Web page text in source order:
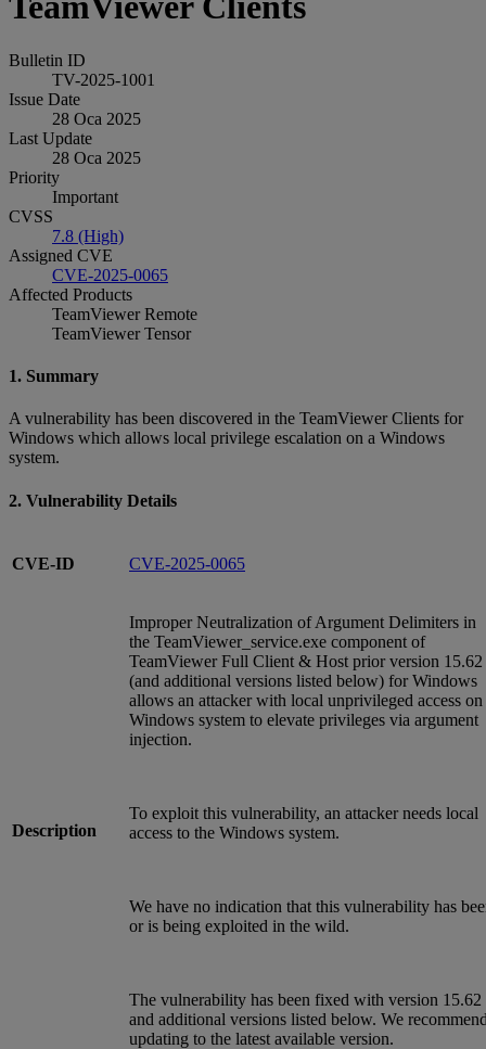
Bulletin ID
TV-2025-1001
Issue Date
28 Oca 2025
Last Update
28 Oca 2025
Priority
Important
CVSS
7.8 (High)
Assigned CVE
CVE-2025-0065
Affected Products
TeamViewer Remote
TeamViewer Tensor
1. Summary
A vulnerability has been discovered in the TeamViewer Clients for
Windows which allows local privilege escalation on a Windows
system.
2. Vulnerability Details
CVE-ID CVE-2025-0065
Description
Improper Neutralization of Argument Delimiters in
the TeamViewer_service.exe component of
TeamViewer Full Client & Host prior version 15.62
(and additional versions listed below) for Windows
allows an attacker with local unprivileged access on
Windows system to elevate privileges via argument
injection.
To exploit this vulnerability, an attacker needs local
access to the Windows system.
We have no indication that this vulnerability has
or is being exploited in the wild.
The vulnerability has been fixed with version 15.62
and additional versions listed below. We
updating to the latest available version.